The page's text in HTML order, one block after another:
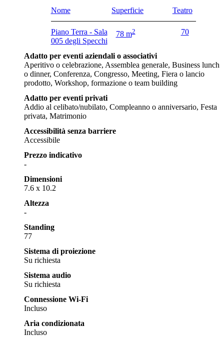
Nome Superficie Teatro
Piano Terra - Sala
005 degli Specchi
78 m2 70
Adatto per eventi aziendali o associativi
Aperitivo o celebrazione, Assemblea generale, Business lunch
o dinner, Conferenza, Congresso, Meeting, Fiera o lancio
prodotto, Workshop, formazione o team building
Adatto per eventi privati
Addio al celibato/nubilato, Compleanno o anniversario, Festa
privata, Matrimonio
Accessibilità senza barriere
Accessibile
Prezzo indicativo
-
Dimensioni
7.6 x 10.2
Altezza
-
Standing
77
Sistema di proiezione
Su richiesta
Sistema audio
Su richiesta
Connessione Wi-Fi
Incluso
Aria condizionata
Incluso